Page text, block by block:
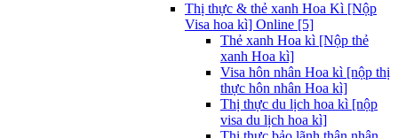
Thị thực & thẻ xanh Hoa Kì [Nộp
Visa hoa kì] Online [5]
Thẻ xanh Hoa kì [Nộp thẻ
xanh Hoa kì]
Visa hôn nhân Hoa kì [nộp thị
thực hôn nhân Hoa kì]
Thị thực du lịch hoa kì [nộp
visa du lịch hoa kì]